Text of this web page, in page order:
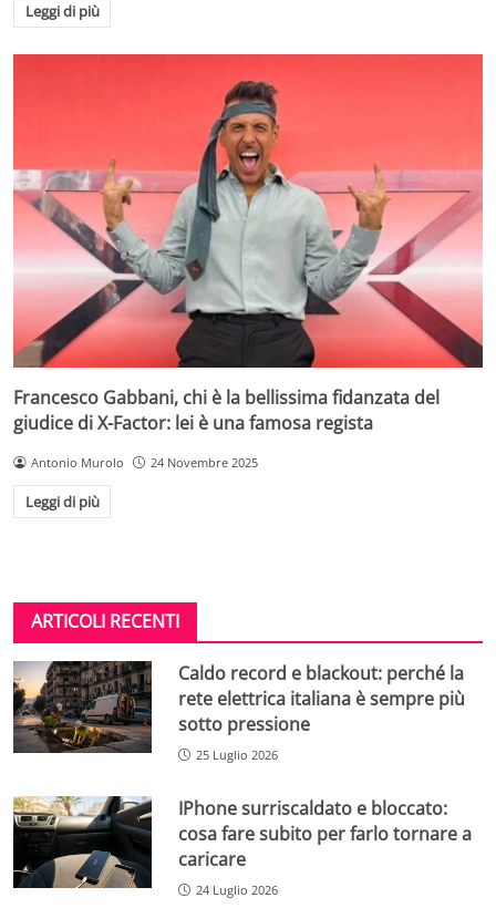
Leggi di più
Francesco Gabbani, chi è la bellissima fidanzata del
giudice di X-Factor: lei è una famosa regista
Antonio Murolo 24 Novembre 2025
Leggi di più
ARTICOLI RECENTI
Caldo record e blackout: perché la
rete elettrica italiana è sempre più
sotto pressione
25 Luglio 2026
IPhone surriscaldato e bloccato:
cosa fare subito per farlo tornare a
caricare
24 Luglio 2026